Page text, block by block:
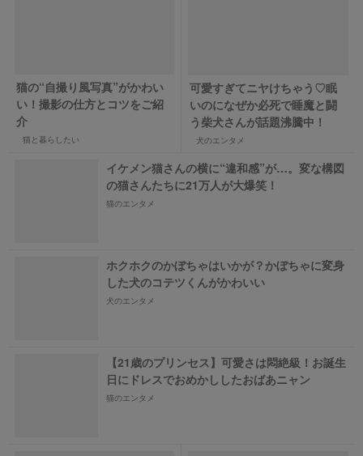
猫の“自撮り風写真”がかわい
い！撮影の仕方とコツをご紹
介
猫と暮らしたい
可愛すぎてニヤけちゃう♡眠
いのになぜか必死で睡魔と闘
う柴犬さんが話題沸騰中！
犬のエンタメ
イケメン猫さんの横に“違和感”が…。変な構図
の猫さんたちに21万人が大爆笑！
猫のエンタメ
ホクホクのかぼちゃはいかが？かぼちゃに変身
した犬のコテツくんがかわいい
犬のエンタメ
【21歳のプリンセス】可愛さは悶絶級！お誕生
日にドレスでおめかししたおばあニャン
猫のエンタメ